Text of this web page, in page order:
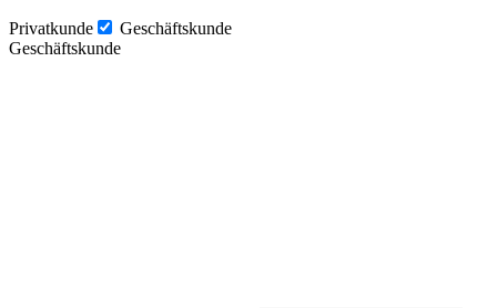
Privatkunde
Geschäftskunde
Geschäftskunde